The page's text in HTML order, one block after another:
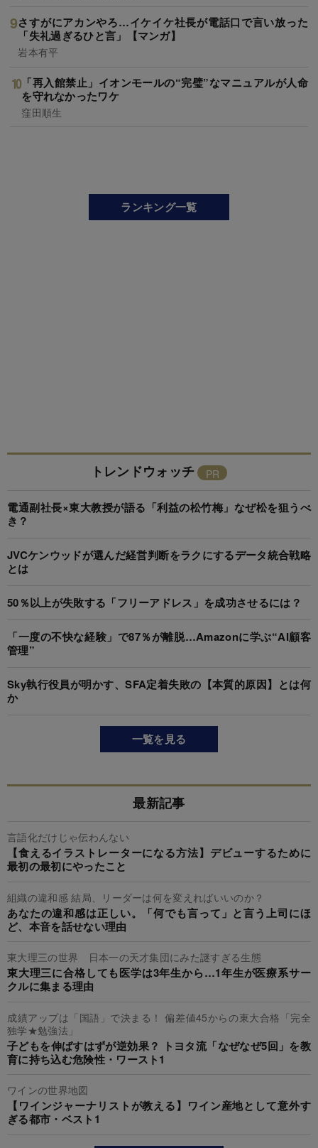
さすがにアカンやろ…イケイケ社長が電話口で言い放った
「失礼過ぎるひと言」【マンガ】
岩本有平
「再入館禁止」イオンモールの“完璧”なマニュアルが人命
を守れなかったワケ
窪田順生
ランキング一覧
トレンドウォッチ
電通副社長×東大教授が語る「利益の松竹梅」なぜ松を狙うべ
き？
JVCケンウッドが選んだ経営判断をラクにするデータ統合戦略
とは
50％以上が失敗する「フリーアドレス」を成功させるには？
「一度の不快な経験」で87％が離脱…Amazonに学ぶ“AI顧客
管理”
Sky執行役員が明かす、SFA定着失敗の【本質的原因】とは何
か
一覧を見る
最新記事
言語化だけじゃ伝わんない
【食えるイラストレーターになる方法】デビューするために
最初の最初にやったこと
組織の違和感 結局、リーダーは何を変えればいいのか？
あなたの違和感は正しい。「何でも言って」と言う上司にほ
ど、本音を話せない理由
東大理三の世界 日本一の天才集団にみた謎すぎる生態
東大理三に合格しても医学は3年生から…1年生が医療系サー
クルに集まる理由
成績アップは「国語」で決まる！ 偏差値45からの東大合格「完全
独学★勉強法」
子どもを伸ばすはずが逆効果？ トヨタ流「なぜなぜ5回」を教
育に持ち込む危険性・ワースト1
ワインの世界地図
【ワインジャーナリストが教える】ワイン産地として意外す
ぎる都市・ベスト1